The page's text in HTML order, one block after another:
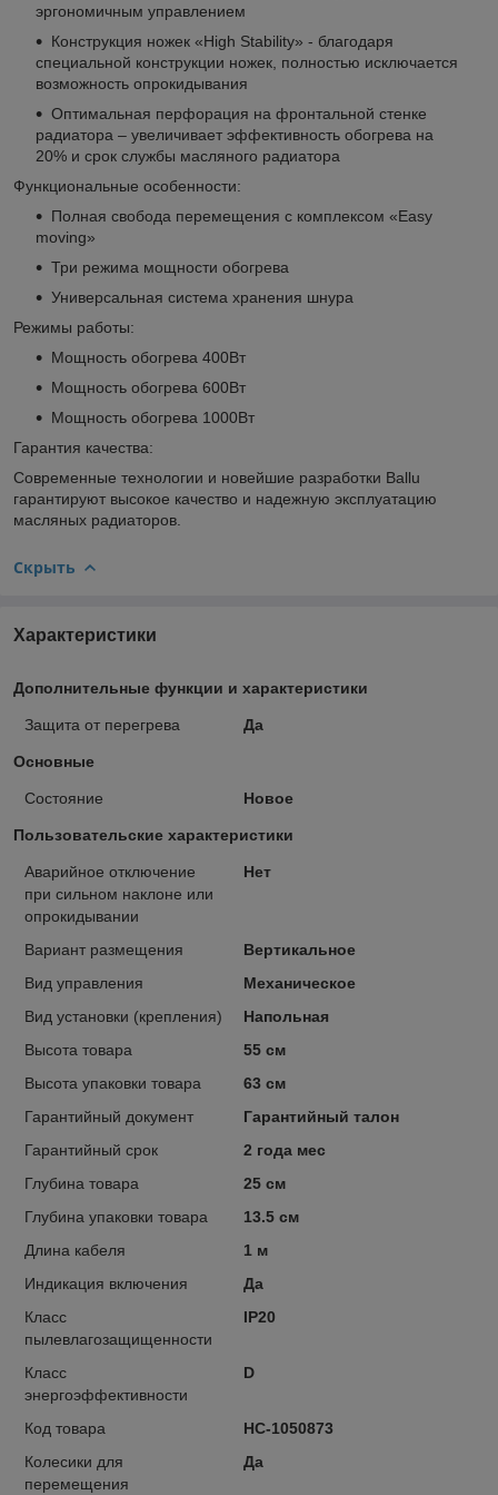
эргономичным управлением
Конструкция ножек «High Stability» - благодаря
специальной конструкции ножек, полностью исключается
возможность опрокидывания
Оптимальная перфорация на фронтальной стенке
радиатора – увеличивает эффективность обогрева на
20% и срок службы масляного радиатора
Функциональные особенности:
Полная свобода перемещения с комплексом «Easy
moving»
Три режима мощности обогрева
Универсальная система хранения шнура
Режимы работы:
Мощность обогрева 400Вт
Мощность обогрева 600Вт
Мощность обогрева 1000Вт
Гарантия качества:
Современные технологии и новейшие разработки Ballu
гарантируют высокое качество и надежную эксплуатацию
масляных радиаторов.
Скрыть
Характеристики
Дополнительные функции и характеристики
Защита от перегрева Да
Основные
Состояние Новое
Пользовательские характеристики
Аварийное отключение
при сильном наклоне или
опрокидывании
Нет
Вариант размещения
Вертикальное
Вид управления
Механическое
Вид установки (крепления)
Напольная
Высота товара
55 см
Высота упаковки товара
63 см
Гарантийный документ
Гарантийный талон
Гарантийный срок
2 года мес
Глубина товара
25 см
Глубина упаковки товара
13.5 см
Длина кабеля
1 м
Индикация включения
Да
Класс
пылевлагозащищенности
IP20
Класс
энергоэффективности
D
Код товара
НС-1050873
Колесики для
перемещения
Да